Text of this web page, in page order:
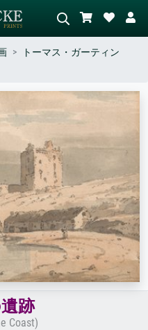
シーンを説明してください – 例：
緑の草原、赤の多い抽象画、暗い
油絵、木のそばの立ち姿のヌー
トーマス・ガーティン
跡
Coast)